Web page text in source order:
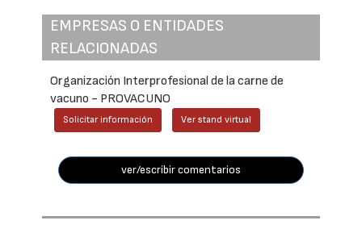
EMPRESAS O ENTIDADES
RELACIONADAS
Organización Interprofesional de la carne de
vacuno - PROVACUNO
Solicitar información Ver stand virtual
ver/escribir comentarios